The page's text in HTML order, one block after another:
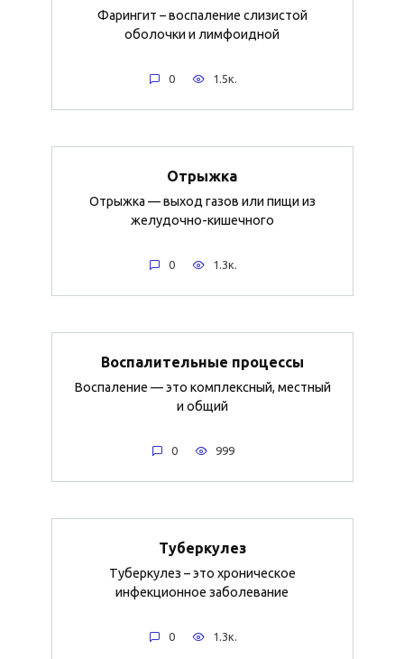
Фарингит – воспаление слизистой
оболочки и лимфоидной
0 1.5к.
Отрыжка
Отрыжка — выход газов или пищи из
желудочно-кишечного
0 1.3к.
Воспалительные процессы
Воспаление — это комплексный, местный
и общий
0 999
Туберкулез
Туберкулез – это хроническое
инфекционное заболевание
0 1.3к.